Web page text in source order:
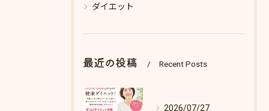
ダイエット
最近の投稿 Recent Posts
2026/07/27